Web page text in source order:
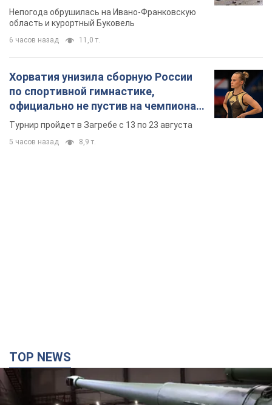
Непогода обрушилась на Ивано-Франковскую
область и курортный Буковель
6 часов назад 11,0 т.
Хорватия унизила сборную России
по спортивной гимнастике,
официально не пустив на чемпионат
Европы основных спортсменов
Турнир пройдет в Загребе с 13 по 23 августа
5 часов назад 8,9 т.
TOP NEWS